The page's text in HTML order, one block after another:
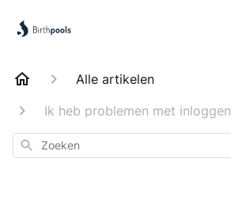
Alle artikelen
Ik heb problemen met inloggen
Zoeken